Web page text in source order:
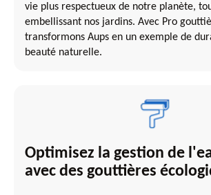
vie plus respectueux de notre planète,
embellissant nos jardins. Avec Pro
transformons Aups en un exemple de
beauté naturelle.
Optimisez la gestion de
avec des gouttières